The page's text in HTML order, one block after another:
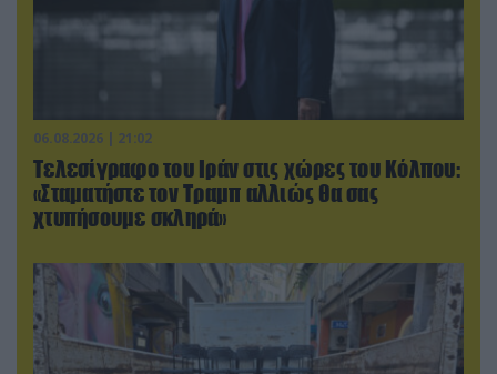
06.08.2026 | 21:02
Τελεσίγραφο του Ιράν στις χώρες του Κόλπου:
«Σταματήστε τον Τραμπ αλλιώς θα σας
χτυπήσουμε σκληρά»